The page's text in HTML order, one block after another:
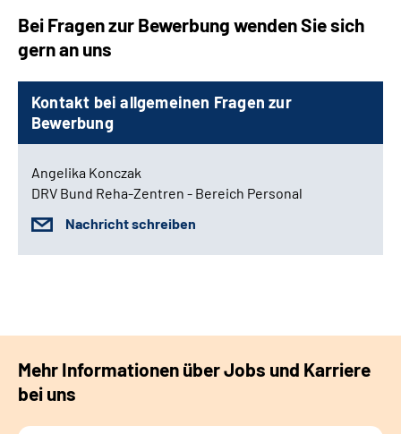
Bei Fragen zur Bewerbung wenden Sie sich
gern an uns
Kontakt bei allgemeinen Fragen zur
Bewerbung
Angelika Konczak
DRV Bund Reha-Zentren - Bereich Personal
Nachricht schreiben
Mehr Informationen über Jobs und Karriere
bei uns